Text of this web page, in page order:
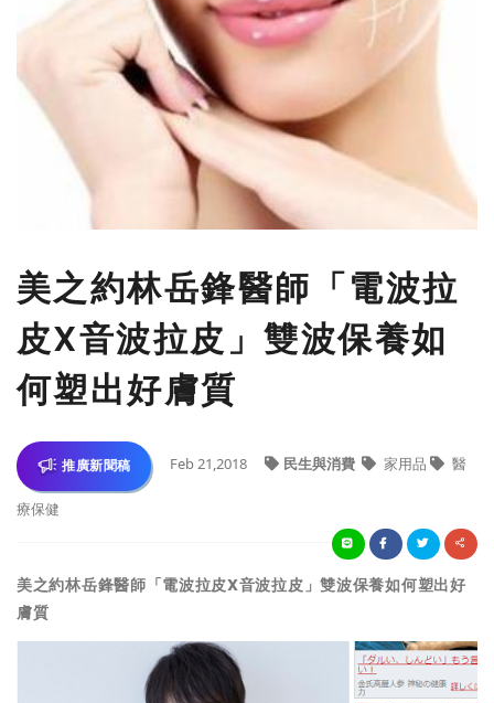
美之約林岳鋒醫師「電波拉
皮X音波拉皮」雙波保養如
何塑出好膚質
推廣新聞稿 Feb 21,2018 民生與消費 家用品 醫
療保健
美之約林岳鋒醫師「電波拉皮X音波拉皮」雙波保養如何塑出好
膚質